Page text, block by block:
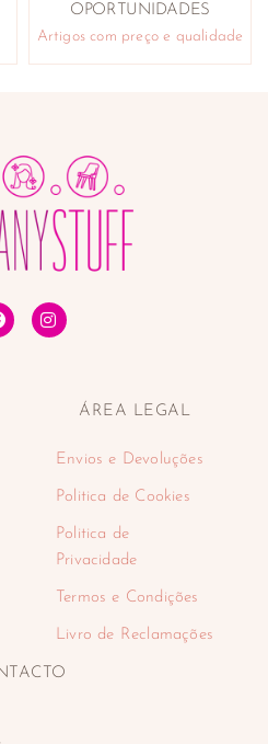
OPORTUNIDADES
Artigos com preço e qualidade
ÁREA LEGAL
Envios e Devoluções
Politica de Cookies
Politica de
Privacidade
Termos e Condições
Livro de Reclamações